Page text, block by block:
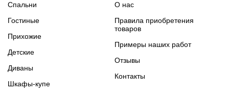
Спальни
Гостиные
Прихожие
Детские
Диваны
Шкафы-купе
О нас
Правила приобретения
товаров
Примеры наших работ
Отзывы
Контакты